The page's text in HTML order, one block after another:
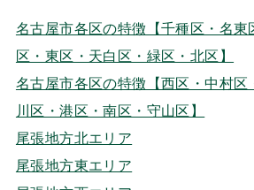
名古屋市各区の特徴【千種区・名東
区・東区・天白区・緑区・北区】
名古屋市各区の特徴【西区・中村区
川区・港区・南区・守山区】
尾張地方北エリア
尾張地方東エリア